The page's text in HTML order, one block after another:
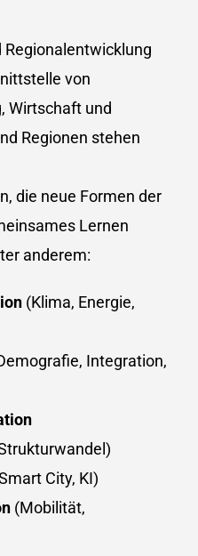
von
Wirtschaft und
Regionen stehen
die neue Formen der
Lernen
anderem:
(Klima, Energie,
Integration,
City, KI)
(Mobilität,